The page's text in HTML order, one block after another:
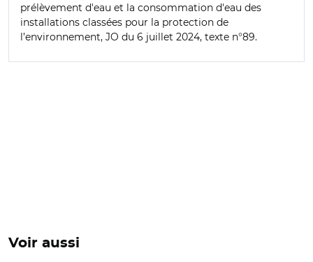
prélèvement d'eau et la consommation d'eau des
installations classées pour la protection de
l’environnement, JO du 6 juillet 2024, texte n°89.
Voir aussi